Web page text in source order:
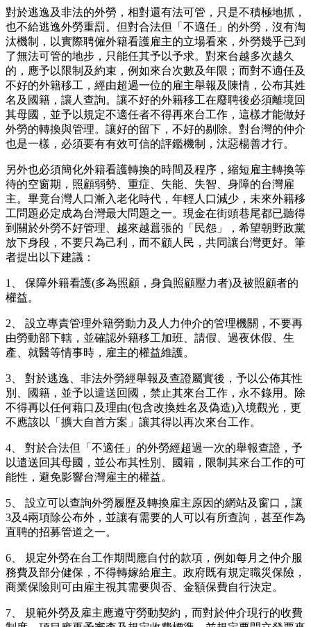
對於逃逸及非法的外勞，相對還有法可管，只是不積極地抓，
也不給逃逸外勞重罰。但對合法但「不適任」的外勞，沒有淘
汰機制，以實際聘僱外籍看護雇主的立場看來，外勞幾乎已到
了無法可管的地步，只能任其予以予求。對來台越多次越久
的，應予以限制及約束，例如來台次數及年限；而對不適任及
不好的外籍移工，經由超過一位的雇主舉報及陳情，公布其姓
名及國籍，讓人查詢。讓不好的外籍移工在廢聘後必須離境回
其母國，並予以規定不適任者不得再來台工作，這樣才能做好
外勞的轉換與管理。讓好的留下，不好的剔除。對台灣的仲介
也是一樣，必須要有有效可信的評鑑機制，汰惡楊善才行。
另外也必須簡化外籍看護轉換的時間及程序，縮短雇主轉換等
待的空窗期，照顧弱勢、重症、失能、失智、身障的台灣雇
主。畢竟台灣人口漸入老化時代，年輕人口減少，未來外籍移
工問題必定成為台灣最大問題之一。現金在街頭巷尾都已聽得
到關於外勞不好管理、越來越囂張的「民怨」，希望朝野政黨
放下身段，不要只為己利，而不顧人民，共同讓台灣更好。筆
者提出以下建議：
1、 保障外籍看護(多為照顧，身負照顧壓力者)及被照顧者的
權益。
2、 設立專責管理外籍勞動力及人力仲介的管理機關，不要再
由勞動部下轄，並確認外籍移工加班、請假、過夜休假、生
產、就醫等情事時，雇主的權益維護。
3、 對於逃逸、非法外勞經舉報及查證屬實後，予以公佈其性
別、國籍，並予以遣送回國，禁止其來台工作，永不錄用。除
不得再以任何藉口及理由(包含改換姓名及偽造)入境觀光，更
不應該以「擴大自首方案」讓其得以再次來台工作。
4、 對於合法但「不適任」的外勞經超過一次的舉報查證，予
以遣送回其母國，並公布其性別、國籍，限制其來台工作的可
能性，避免影響台灣雇主的權益。
5、 設立可以查詢外勞履歷及轉換雇主原因的網站及窗口，讓
3及4兩項除公布外，並讓有需要的人可以有所查詢，甚至作為
直聘的招募管道之一。
6、 規定外勞在台工作期間應自付的款項，例如每月之仲介服
務費及部分健保，不得轉嫁給雇主。政府既有規定職災保險，
商業保險則可由雇主視其需要與否、金額保費自行決定。
7、 規範外勞及雇主應遵守勞動契約，而對於仲介現行的收費